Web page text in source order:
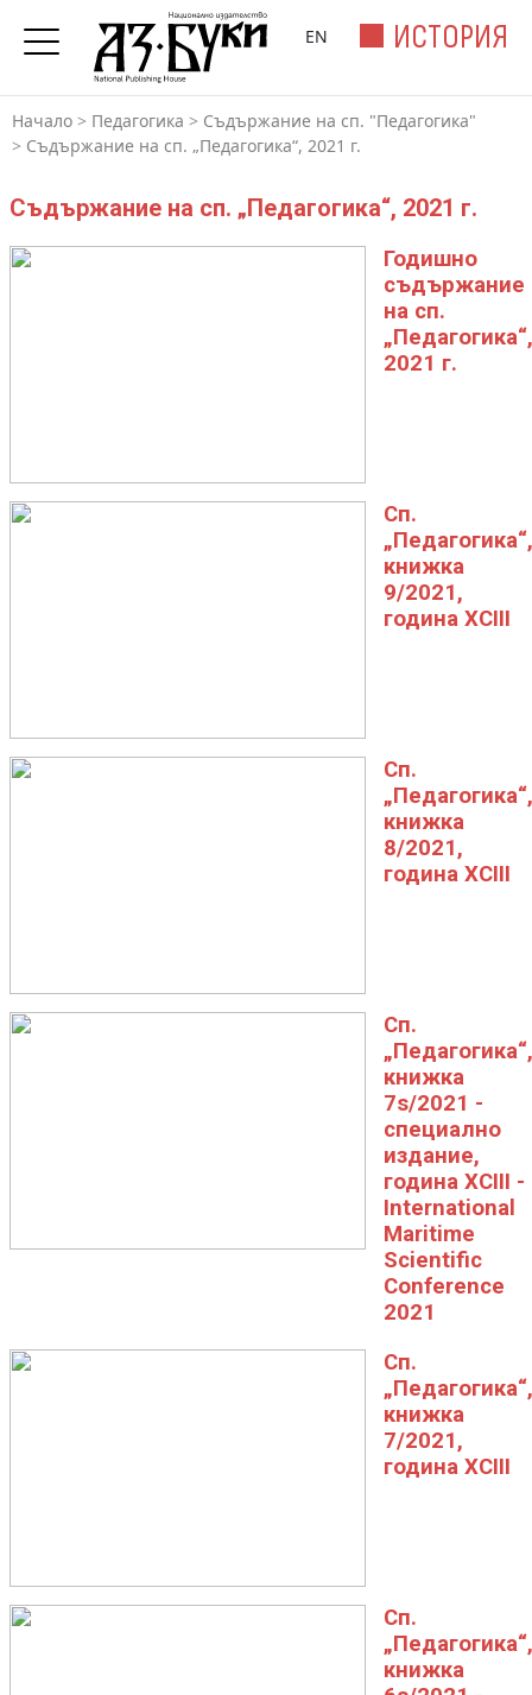
ИСТОРИЯ
EN
Начало > Педагогика > Съдържание на сп. "Педагогика"
> Съдържание на сп. „Педагогика“, 2021 г.
Съдържание на сп. „Педагогика“, 2021 г.
Годишно
съдържание
на сп.
„Педагогика“,
2021 г.
Сп.
„Педагогика“,
книжка
9/2021,
година XCIII
Сп.
„Педагогика“,
книжка
8/2021,
година XCIII
Сп.
„Педагогика“,
книжка
7s/2021 -
специално
издание,
година XCIII -
International
Maritime
Scientific
Conference
2021
Сп.
„Педагогика“,
книжка
7/2021,
година XCIII
Сп.
„Педагогика“,
книжка